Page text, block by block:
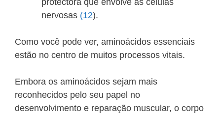
protectora que envolve as células
nervosas (12).
Como você pode ver, aminoácidos essenciais
estão no centro de muitos processos vitais.
Embora os aminoácidos sejam mais
reconhecidos pelo seu papel no
desenvolvimento e reparação muscular, o corpo